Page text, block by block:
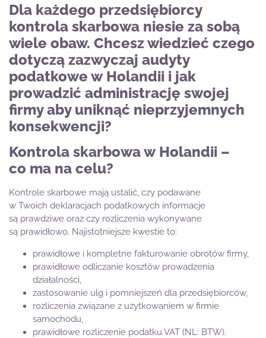
Dla każdego przedsiębiorcy
kontrola skarbowa niesie za sobą
wiele obaw. Chcesz wiedzieć czego
dotyczą zazwyczaj audyty
podatkowe w Holandii i jak
prowadzić administrację swojej
firmy aby uniknąć nieprzyjemnych
konsekwencji?
Kontrola skarbowa w Holandii –
co ma na celu?
Kontrole skarbowe mają ustalić, czy podawane
w Twoich deklaracjach podatkowych informacje
są prawdziwe oraz czy rozliczenia wykonywane
są prawidłowo. Najistotniejsze kwestie to:
prawidłowe i kompletne fakturowanie obrotów firmy,
prawidłowe odliczanie kosztów prowadzenia
działalności,
zastosowanie ulg i pomniejszeń dla przedsiębiorców,
rozliczenia związane z użytkowaniem w firmie
samochodu,
prawidłowe rozliczenie podatku VAT (NL: BTW).